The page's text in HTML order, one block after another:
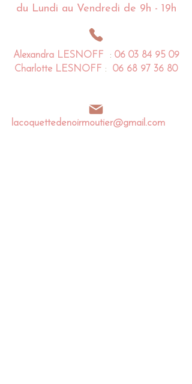
du Lundi au Vendredi de 9h - 19h
lacoquettedenoirmoutier@gmail.com
Alexandra LESNOFF : 06 03 84 95 09
Charlotte LESNOFF : 06 68 97 36 80